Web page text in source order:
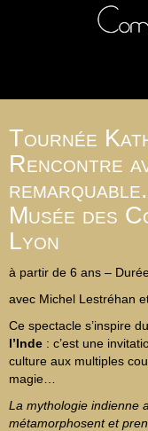
Tournée
Rencontre
Musée des
Lyon
à partir de 6 ans –
avec Michel Lestréhan
Ce spectacle s’inspire du
l’Inde : c’est une
culture aux multiples
magie…
La mythologie indienne
métamorphosent et